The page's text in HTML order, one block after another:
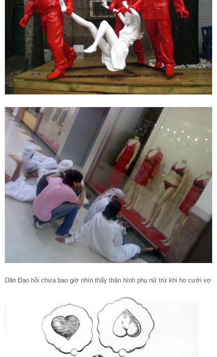
Dân Đạo hồi chưa bao giờ nhìn thấy thân hình phụ nữ trừ khi họ cưới vợ